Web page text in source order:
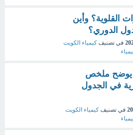
القلوية؟ وأين
الدوري؟
في تصنيف كيمياء الكويت
يوضح ملخص
في الجدول
في تصنيف كيمياء الكويت